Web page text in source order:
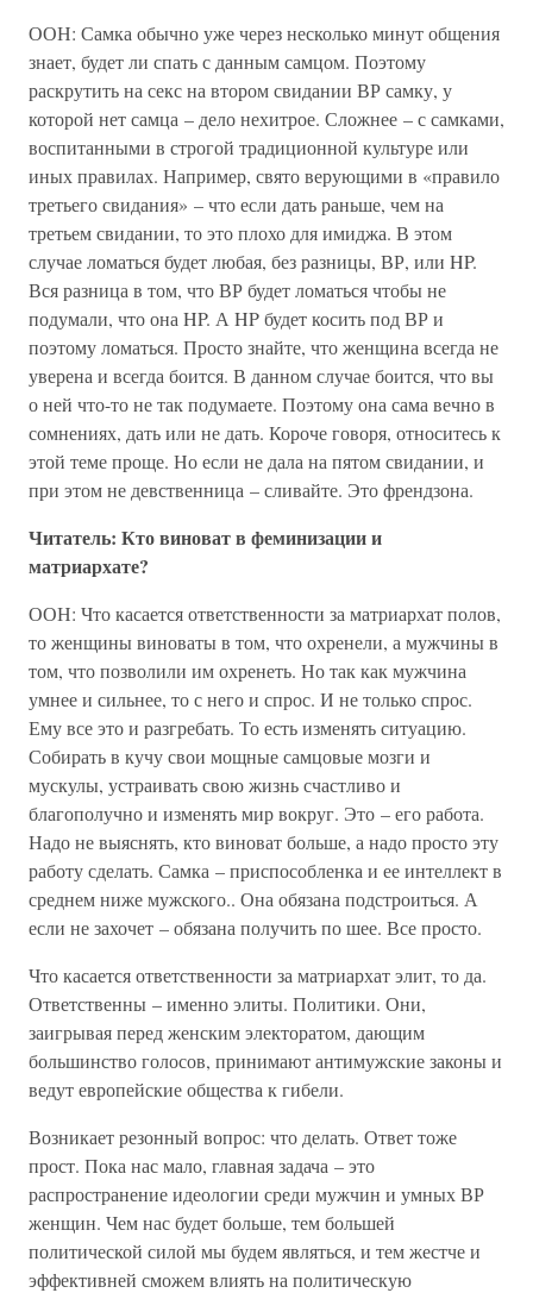
ООН: Самка обычно уже через несколько минут общения
знает, будет ли спать с данным самцом. Поэтому
раскрутить на секс на втором свидании ВР самку, у
которой нет самца – дело нехитрое. Сложнее – с самками,
воспитанными в строгой традиционной культуре или
иных правилах. Например, свято верующими в «правило
третьего свидания» – что если дать раньше, чем на
третьем свидании, то это плохо для имиджа. В этом
случае ломаться будет любая, без разницы, ВР, или HP.
Вся разница в том, что ВР будет ломаться чтобы не
подумали, что она HP. А HP будет косить под ВР и
поэтому ломаться. Просто знайте, что женщина всегда не
уверена и всегда боится. В данном случае боится, что вы
о ней что-то не так подумаете. Поэтому она сама вечно в
сомнениях, дать или не дать. Короче говоря, относитесь к
этой теме проще. Но если не дала на пятом свидании, и
при этом не девственница – сливайте. Это френдзона.
Читатель: Кто виноват в феминизации и
матриархате?
ООН: Что касается ответственности за матриархат полов,
то женщины виноваты в том, что охренели, а мужчины в
том, что позволили им охренеть. Но так как мужчина
умнее и сильнее, то с него и спрос. И не только спрос.
Ему все это и разгребать. То есть изменять ситуацию.
Собирать в кучу свои мощные самцовые мозги и
мускулы, устраивать свою жизнь счастливо и
благополучно и изменять мир вокруг. Это – его работа.
Надо не выяснять, кто виноват больше, а надо просто эту
работу сделать. Самка – приспособленка и ее интеллект в
среднем ниже мужского.. Она обязана подстроиться. А
если не захочет – обязана получить по шее. Все просто.
Что касается ответственности за матриархат элит, то да.
Ответственны – именно элиты. Политики. Они,
заигрывая перед женским электоратом, дающим
большинство голосов, принимают антимужские законы и
ведут европейские общества к гибели.
Возникает резонный вопрос: что делать. Ответ тоже
прост. Пока нас мало, главная задача – это
распространение идеологии среди мужчин и умных ВР
женщин. Чем нас будет больше, тем большей
политической силой мы будем являться, и тем жестче и
эффективней сможем влиять на политическую